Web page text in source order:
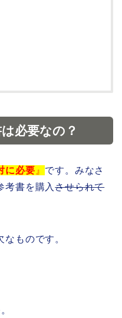
必要なの？
に必要 』 です。みなさ
考書を購入させられて
ものです。